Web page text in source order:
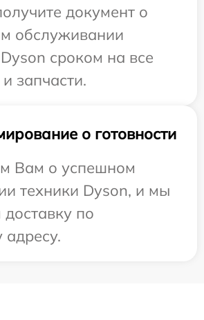
документ о
обслуживании
сроком на все
запчасти.
о готовности
Вам о успешном
техники Dyson, и мы
по
адресу.